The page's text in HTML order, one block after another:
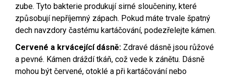
zube. Tyto bakterie produkují sirné sloučeniny, které
způsobují nepříjemný zápach. Pokud máte trvale špatný
dech navzdory častému kartáčování, podezřelejte kámen.
Cervené a krvácející dásně: Zdravé dásně jsou růžové
a pevné. Kámen dráždí tkáň, což vede k zánětu. Dásně
mohou být červené, otoklé a při kartáčování nebo